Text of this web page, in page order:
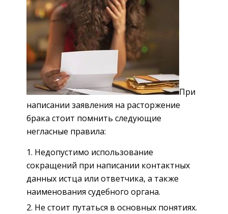
При
написании заявления на расторжение
брака стоит помнить следующие
негласные правила:
Недопустимо использование
сокращений при написании контактных
данных истца или ответчика, а также
наименования судебного органа.
Не стоит путаться в основных понятиях.